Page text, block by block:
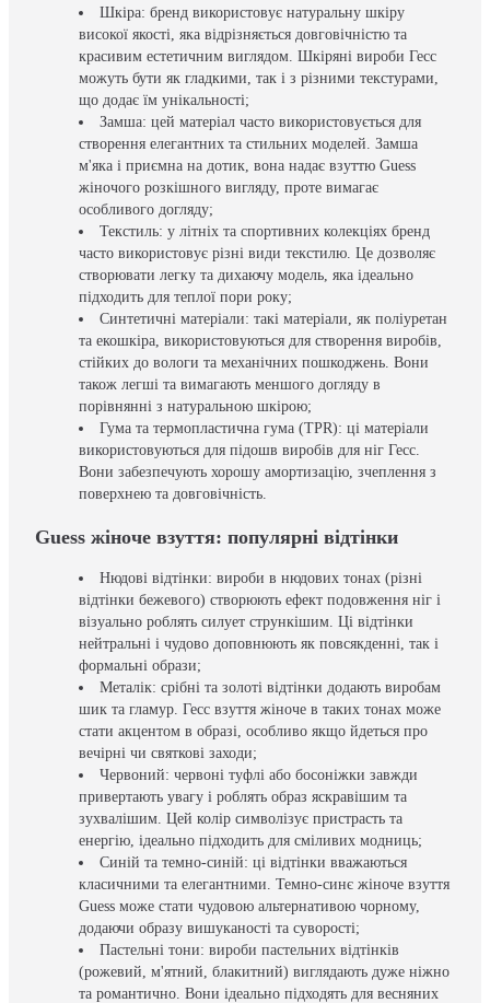
Шкіра: бренд використовує натуральну шкіру
високої якості, яка відрізняється довговічністю та
красивим естетичним виглядом. Шкіряні вироби Гесс
можуть бути як гладкими, так і з різними текстурами,
що додає їм унікальності;
Замша: цей матеріал часто використовується для
створення елегантних та стильних моделей. Замша
м'яка і приємна на дотик, вона надає взуттю Guess
жіночого розкішного вигляду, проте вимагає
особливого догляду;
Текстиль: у літніх та спортивних колекціях бренд
часто використовує різні види текстилю. Це дозволяє
створювати легку та дихаючу модель, яка ідеально
підходить для теплої пори року;
Синтетичні матеріали: такі матеріали, як поліуретан
та екошкіра, використовуються для створення виробів,
стійких до вологи та механічних пошкоджень. Вони
також легші та вимагають меншого догляду в
порівнянні з натуральною шкірою;
Гума та термопластична гума (TPR): ці матеріали
використовуються для підошв виробів для ніг Гесс.
Вони забезпечують хорошу амортизацію, зчеплення з
поверхнею та довговічність.
Guess жіноче взуття: популярні відтінки
Нюдові відтінки: вироби в нюдових тонах (різні
відтінки бежевого) створюють ефект подовження ніг і
візуально роблять силует стрункішим. Ці відтінки
нейтральні і чудово доповнюють як повсякденні, так і
формальні образи;
Металік: срібні та золоті відтінки додають виробам
шик та гламур. Гесс взуття жіноче в таких тонах може
стати акцентом в образі, особливо якщо йдеться про
вечірні чи святкові заходи;
Червоний: червоні туфлі або босоніжки завжди
привертають увагу і роблять образ яскравішим та
зухвалішим. Цей колір символізує пристрасть та
енергію, ідеально підходить для сміливих модниць;
Синій та темно-синій: ці відтінки вважаються
класичними та елегантними. Темно-синє жіноче взуття
Guess може стати чудовою альтернативою чорному,
додаючи образу вишуканості та суворості;
Пастельні тони: вироби пастельних відтінків
(рожевий, м'ятний, блакитний) виглядають дуже ніжно
та романтично. Вони ідеально підходять для весняних